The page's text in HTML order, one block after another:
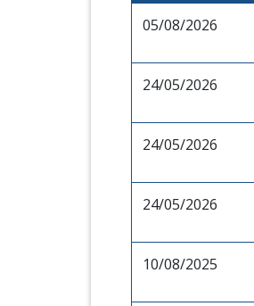
05/08/2026
24/05/2026
24/05/2026
24/05/2026
10/08/2025